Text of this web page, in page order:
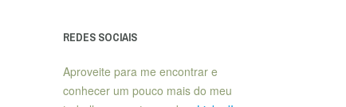
REDES SOCIAIS
Aproveite para me encontrar e
conhecer um pouco mais do meu